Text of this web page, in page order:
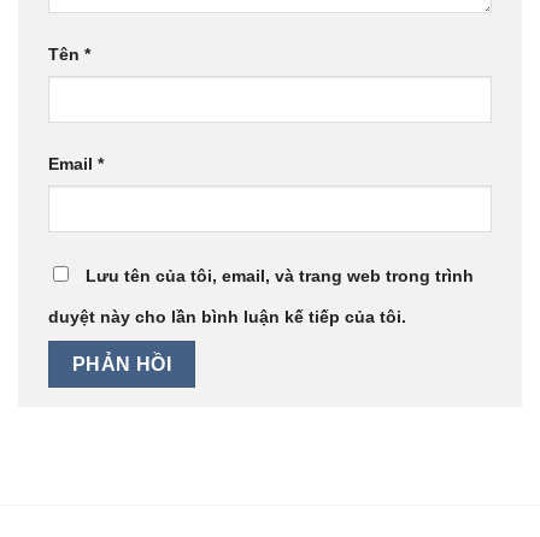
Tên *
Email *
Lưu tên của tôi, email, và trang web trong trình
duyệt này cho lần bình luận kế tiếp của tôi.